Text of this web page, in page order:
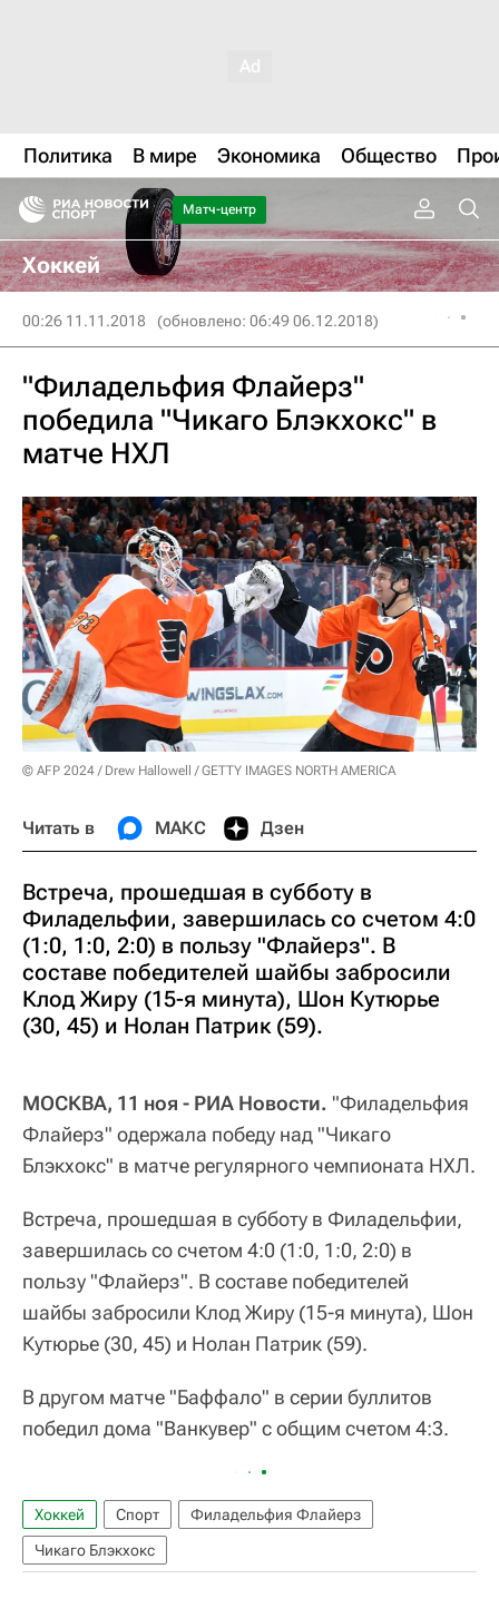
Политика В мире Экономика Общество
Матч-центр
Хоккей
00:26 11.11.2018 (обновлено: 06:49 06.12.2018)
"Филадельфия Флайерз"
победила "Чикаго Блэкхокс" в
матче НХЛ
© AFP 2024 / Drew Hallowell / GETTY IMAGES NORTH AMERICA
Читать в МАКС Дзен
Встреча, прошедшая в субботу в
Филадельфии, завершилась со счетом 4:0
(1:0, 1:0, 2:0) в пользу "Флайерз". В
составе победителей шайбы забросили
Клод Жиру (15-я минута), Шон Кутюрье
(30, 45) и Нолан Патрик (59).
МОСКВА, 11 ноя - РИА Новости. "Филадельфия
Флайерз" одержала победу над "Чикаго
Блэкхокс" в матче регулярного чемпионата НХЛ.
Встреча, прошедшая в субботу в Филадельфии,
завершилась со счетом 4:0 (1:0, 1:0, 2:0) в
пользу "Флайерз". В составе победителей
шайбы забросили Клод Жиру (15-я минута), Шон
Кутюрье (30, 45) и Нолан Патрик (59).
В другом матче "Баффало" в серии буллитов
победил дома "Ванкувер" с общим счетом 4:3.
Хоккей Спорт
Филадельфия Флайерз
Чикаго Блэкхокс